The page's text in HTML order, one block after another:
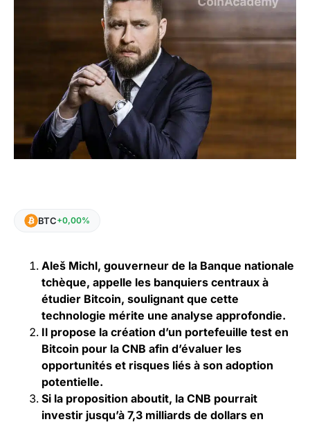
BTC+0,00%
Aleš Michl, gouverneur de la Banque nationale
tchèque, appelle les banquiers centraux à
étudier Bitcoin, soulignant que cette
technologie mérite une analyse approfondie.
Il propose la création d’un portefeuille test en
Bitcoin pour la CNB afin d’évaluer les
opportunités et risques liés à son adoption
potentielle.
Si la proposition aboutit, la CNB pourrait
investir jusqu’à 7,3 milliards de dollars en